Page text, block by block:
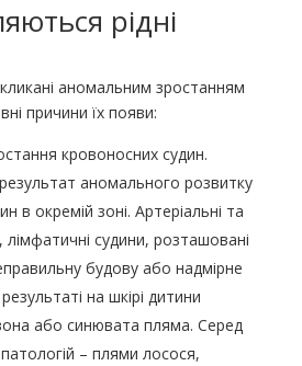
рідні
аномальним зростанням
причини їх появи:
кровоносних судин.
аномального розвитку
в окремій зоні. Артеріальні та
лімфатичні судини, розташовані
будову або надмірне
на шкірі дитини
або синювата пляма. Серед
– плями лосося,